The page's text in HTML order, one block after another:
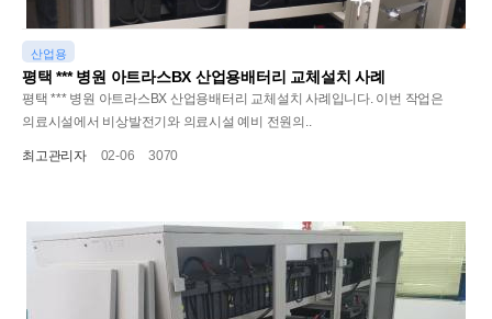
산업용
평택 *** 병원 아트라스BX 산업용배터리 교체설치 사례
평택 *** 병원 아트라스BX 산업용배터리 교체설치 사례입니다. 이번 작업은
의료시설에서 비상발전기와 의료시설 예비 전원의..
최고관리자 02-06 3070